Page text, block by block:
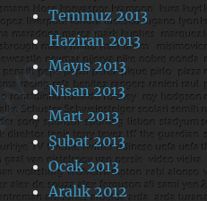
Temmuz 2013
Haziran 2013
Mayıs 2013
Nisan 2013
Mart 2013
Şubat 2013
Ocak 2013
Aralık 2012